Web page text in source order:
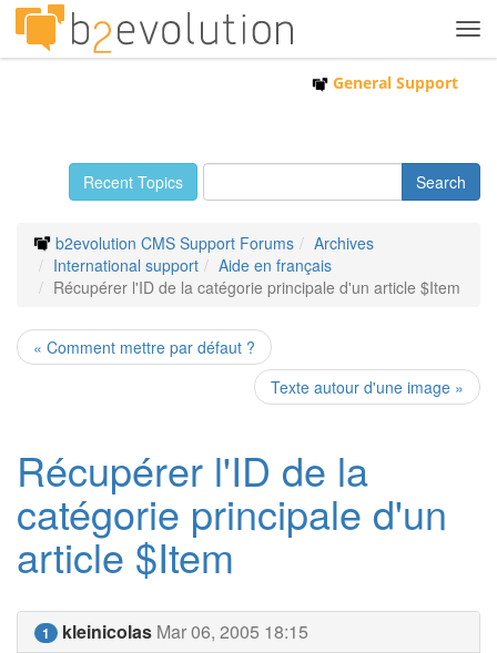
General Support
Recent Topics
b2evolution CMS Support Forums
Archives
International support
Aide en français
Récupérer l'ID de la catégorie principale d'un article $Item
« Comment mettre par défaut ?
Texte autour d'une image »
Récupérer l'ID de la
catégorie principale d'un
article $Item
1 kleinicolas Mar 06, 2005 18:15